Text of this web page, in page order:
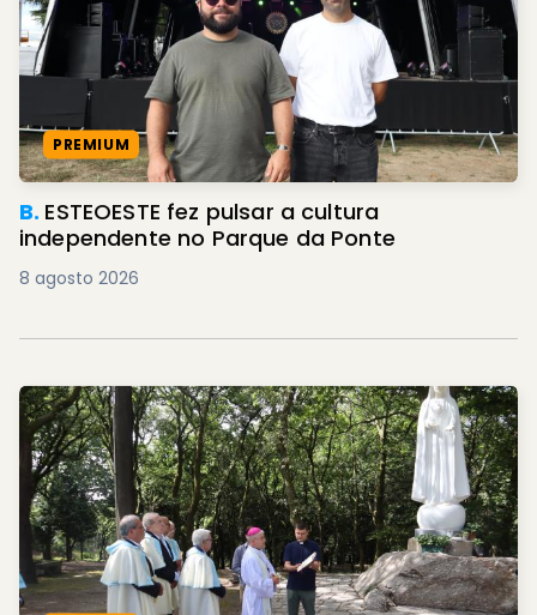
PREMIUM
B. ESTEOESTE fez pulsar a cultura
independente no Parque da Ponte
8 agosto 2026